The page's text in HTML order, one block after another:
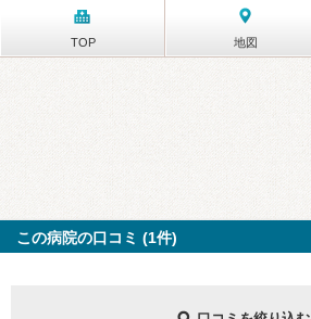
TOP 地図
この病院の口コミ (1件)